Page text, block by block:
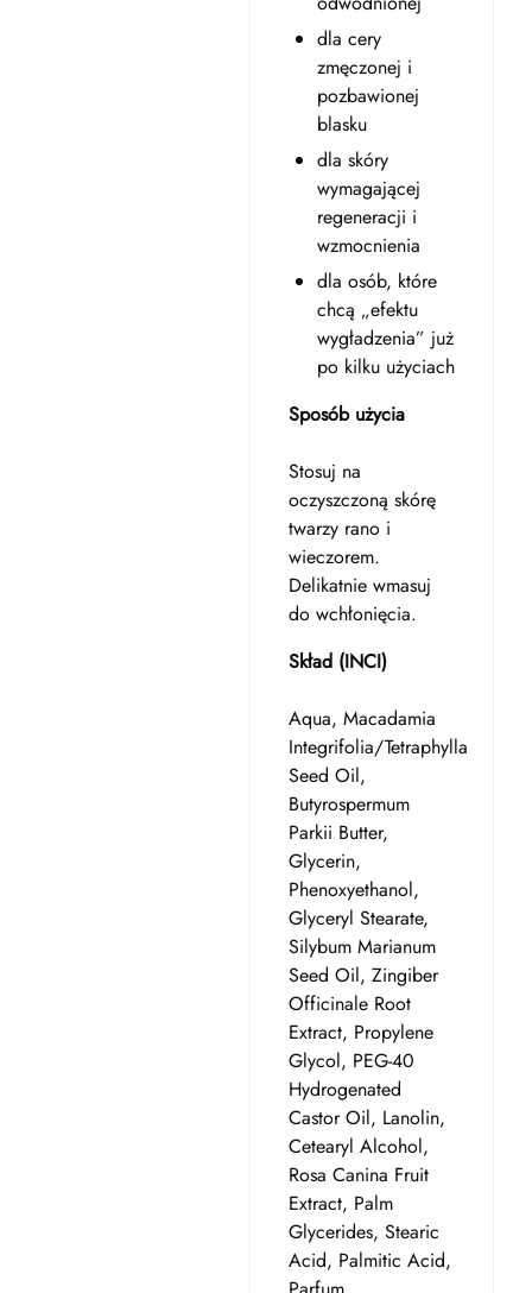
dla cery
zmęczonej i
pozbawionej
blasku
dla skóry
wymagającej
regeneracji i
wzmocnienia
dla osób, które
chcą „efektu
wygładzenia” już
po kilku użyciach
Sposób użycia
Stosuj na
oczyszczoną skórę
twarzy rano i
wieczorem.
Delikatnie wmasuj
do wchłonięcia.
Skład (INCI)
Aqua, Macadamia
Integrifolia/Tetraphylla
Seed Oil,
Butyrospermum
Parkii Butter,
Glycerin,
Phenoxyethanol,
Glyceryl Stearate,
Silybum Marianum
Seed Oil, Zingiber
Officinale Root
Extract, Propylene
Glycol, PEG-40
Hydrogenated
Castor Oil, Lanolin,
Cetearyl Alcohol,
Rosa Canina Fruit
Extract, Palm
Glycerides, Stearic
Acid, Palmitic Acid,